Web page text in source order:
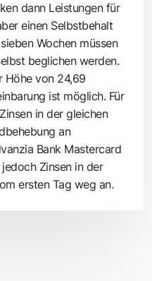
dann Leistungen für
einen Selbstbehalt
Wochen müssen
beglichen werden.
Höhe von 24,69
ist möglich. Für
in der gleichen
an
Bank Mastercard
Zinsen in der
ersten Tag weg an.